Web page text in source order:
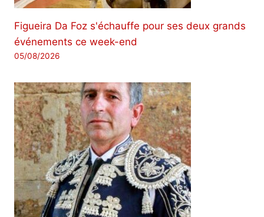
Figueira Da Foz s'échauffe pour ses deux grands
événements ce week-end
05/08/2026